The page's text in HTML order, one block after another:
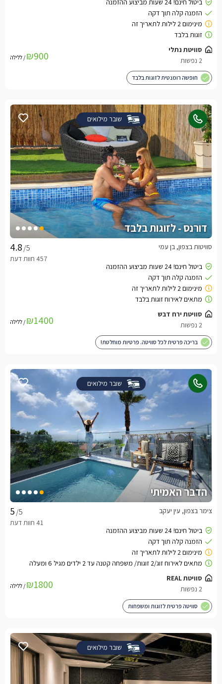
₪900 / ללילה
חופשה רומנטית לזוגות בלבד
שובר מילואים
דורנס - לזוגות בלבד
/5 סוויטות בצפון, בן עמי
₪1400 / ללילה
בריכה פרטית לכל סוויטה. פרטיות מוחלטת!
שובר מילואים
הדבר האמיתי
/5 צימר בצפון, עין יעקב
₪1800 / ללילה
סוויטה פרטית לזוגות ומשפחות
שובר מילואים